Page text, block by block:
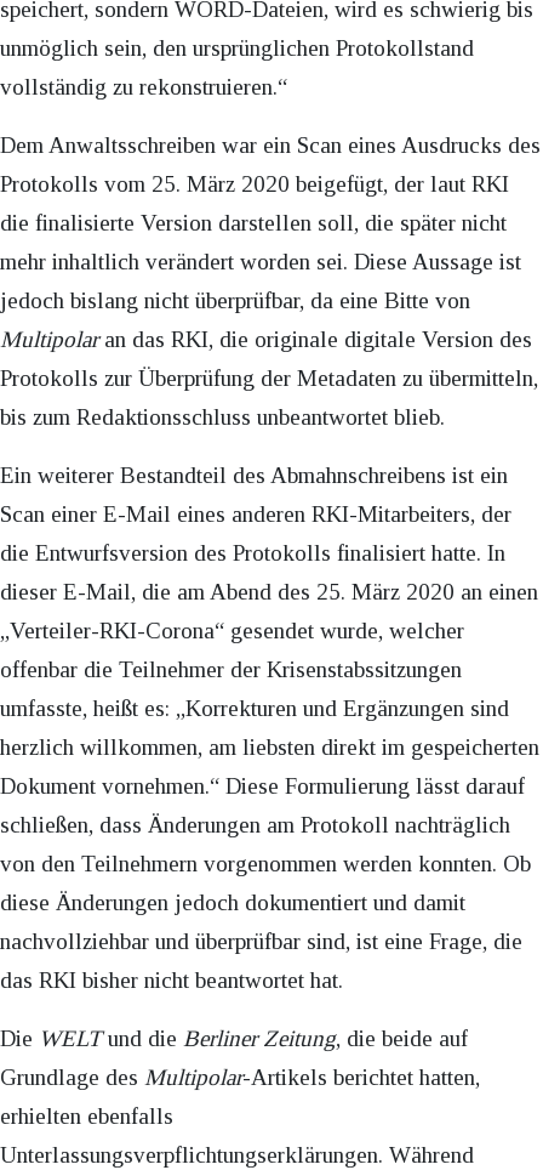
speichert, sondern WORD-Dateien, wird es schwierig bis
unmöglich sein, den ursprünglichen Protokollstand
vollständig zu rekonstruieren.“
Dem Anwaltsschreiben war ein Scan eines Ausdrucks des
Protokolls vom 25. März 2020 beigefügt, der laut RKI
die finalisierte Version darstellen soll, die später nicht
mehr inhaltlich verändert worden sei. Diese Aussage ist
jedoch bislang nicht überprüfbar, da eine Bitte von
Multipolaran das RKI, die originale digitale Version des
Protokolls zur Überprüfung der Metadaten zu übermitteln,
bis zum Redaktionsschluss unbeantwortet blieb.
Ein weiterer Bestandteil des Abmahnschreibens ist ein
Scan einer E-Mail eines anderen RKI-Mitarbeiters, der
die Entwurfsversion des Protokolls finalisiert hatte. In
dieser E-Mail, die am Abend des 25. März 2020 an einen
„Verteiler-RKI-Corona“ gesendet wurde, welcher
offenbar die Teilnehmer der Krisenstabssitzungen
umfasste, heißt es: „Korrekturen und Ergänzungen sind
herzlich willkommen, am liebsten direkt im gespeicherten
Dokument vornehmen.“ Diese Formulierung lässt darauf
schließen, dass Änderungen am Protokoll nachträglich
von den Teilnehmern vorgenommen werden konnten. Ob
diese Änderungen jedoch dokumentiert und damit
nachvollziehbar und überprüfbar sind, ist eine Frage, die
das RKI bisher nicht beantwortet hat.
Die WELTund die Berliner Zeitung, die beide auf
Grundlage des Multipolar-Artikels berichtet hatten,
erhielten ebenfalls
Unterlassungsverpflichtungserklärungen. Während